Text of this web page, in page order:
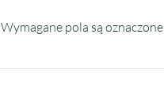
Wymagane pola są oznaczone